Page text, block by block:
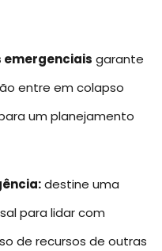
garante
entre em colapso
um planejamento
destine uma
para lidar com
de recursos de outras